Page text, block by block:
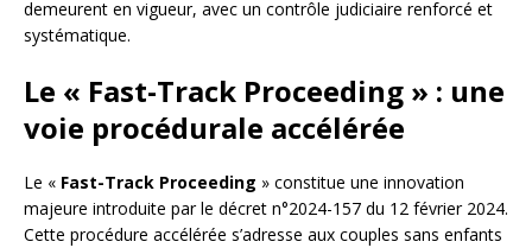
demeurent en vigueur, avec un contrôle judiciaire renforcé et
systématique.
Le « Fast-Track Proceeding » : une
voie procédurale accélérée
Le « Fast-Track Proceeding » constitue une innovation
majeure introduite par le décret n°2024-157 du 12 février 2024.
Cette procédure accélérée s’adresse aux couples sans enfants